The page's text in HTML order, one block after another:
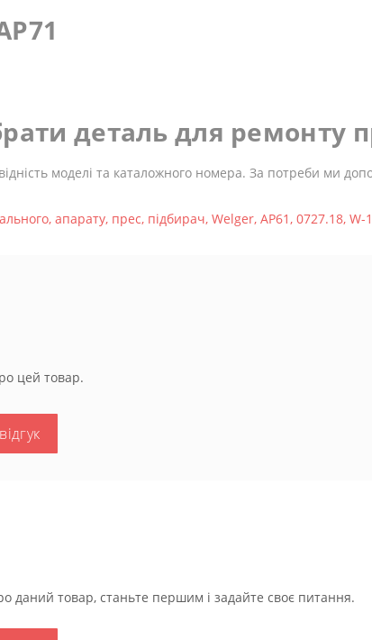
деталь для ремонту
моделі та каталожного номера. За потреби ми
, апарату, прес, підбирач, Welger, AP61, 0727.18, W-
цей товар.
даний товар, станьте першим і задайте своє питання.